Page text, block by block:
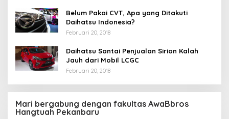
Belum Pakai CVT, Apa yang Ditakuti
Daihatsu Indonesia?
Februari 20, 2018
Daihatsu Santai Penjualan Sirion Kalah
Jauh dari Mobil LCGC
Februari 20, 2018
Mari bergabung dengan fakultas AwaBbros
Hangtuah Pekanbaru